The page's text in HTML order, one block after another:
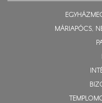
MÁRIAPÓCS,